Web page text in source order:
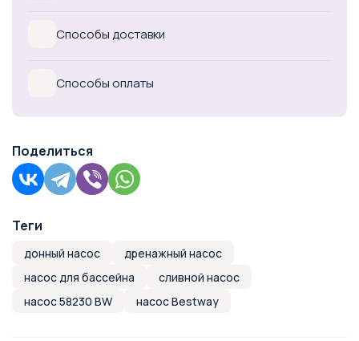
Способы доставки
Способы оплаты
Поделиться
Теги
донный насос
дренажный насос
насос для бассейна
сливной насос
насос 58230 BW
насос Bestway